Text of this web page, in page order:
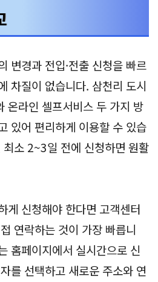
변경과 전입·전출 신청을 빠르
차질이 없습니다. 삼천리 도시
온라인 셀프서비스 두 가지 방
있어 편리하게 이용할 수 있습
소 2~3일 전에 신청하면 원활
게 신청해야 한다면 고객센터
연락하는 것이 가장 빠릅니
홈페이지에서 실시간으로 신
를 선택하고 새로운 주소와 연